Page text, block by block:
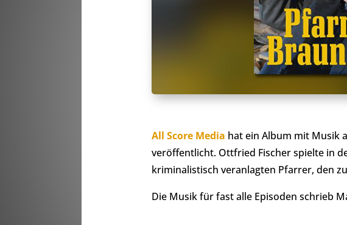
All Score Media hat ein Album mit Musik
veröffentlicht. Ottfried Fischer spielte in
kriminalistisch veranlagten Pfarrer, den
Die Musik für fast alle Episoden schrieb